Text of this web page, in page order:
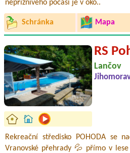
nepříznivého počasí je v oko..
Schránka Mapa
RS
Lančov
Rekreační středisko POHODA se
Vranovské přehrady 💦 přímo v